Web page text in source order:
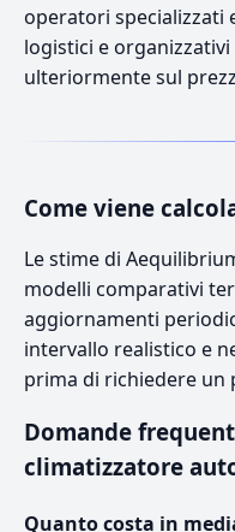
operatori specializzati
logistici e
ulteriormente sul
Come viene
Le stime di
modelli comparativi
aggiornamenti
intervallo realistico e
prima di richiedere un
Domande
climatizzatore
Quanto costa in